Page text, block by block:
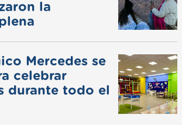
la
Mercedes se
celebrar
durante todo el